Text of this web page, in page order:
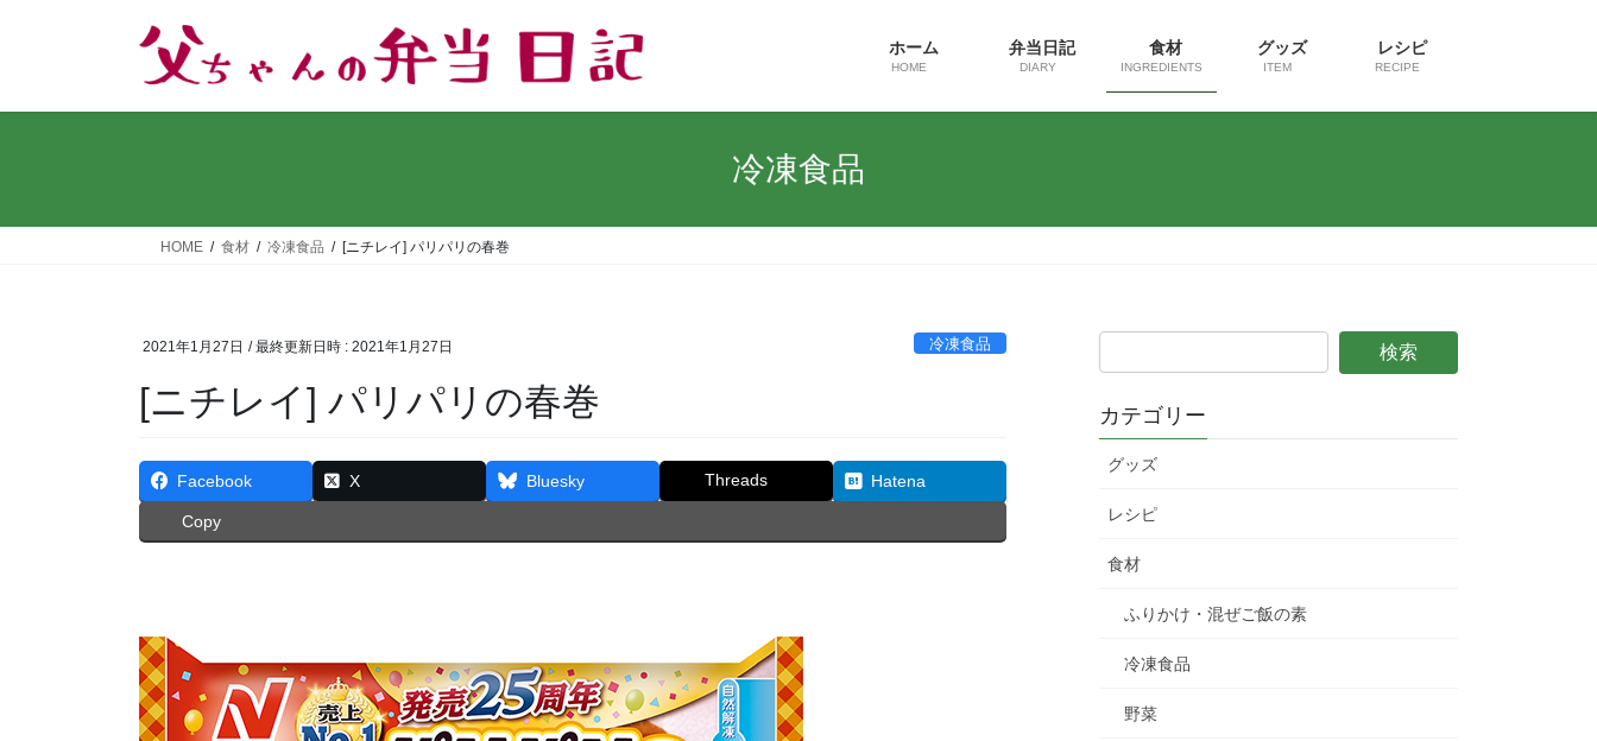
ホーム
HOME
弁当日記
DIARY
食材
INGREDIENTS
グッズ
ITEM
レシピ
RECIPE
冷凍食品
HOME 食材 冷凍食品 [ニチレイ] パリパリの春巻
2021年1月27日 / 最終更新日時 : 2021年1月27日 冷凍食品
[ニチレイ] パリパリの春巻
Facebook X Bluesky Threads Hatena
Copy
カテゴリー
グッズ
レシピ
食材
ふりかけ・混ぜご飯の素
冷凍食品
野菜